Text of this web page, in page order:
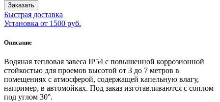
Заказать
Быстрая доставка
Установка от 1500 руб.
Описание
Водяная тепловая завеса IP54 с повышенной коррозионной
стойкостью для проемов высотой от 3 до 7 метров в
помещениях с атмосферой, содержащей капельную влагу,
например, в автомойках. Под заказ изготавливаются с соплом
под углом 30°.